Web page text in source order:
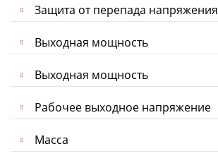
Защита от перепада напряжения
Выходная мощность
Выходная мощность
Рабочее выходное напряжение
Масса